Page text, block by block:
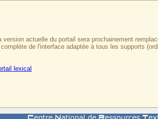
actuelle du portail sera prochainement
de l'interface adaptée à tous les supports
lexical